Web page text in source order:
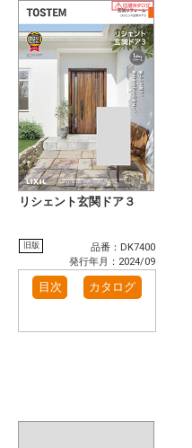
リシェント玄関ドア３
旧版
品番：DK7400
発行年月：2024/09
目次 カタログ